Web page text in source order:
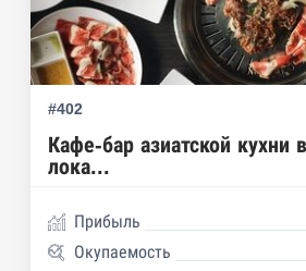
Реестры особых адресов ФНС
Реестр
Реестры ФНС
Реестр членов Торгово-
#402
Кафе-бар азиатской кухни
лока...
Прибыль
Окупаемость